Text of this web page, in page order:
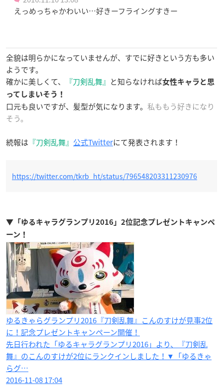
えっめっちゃかわいい…好きーフライングすきー
全貌は明らかになっていませんが、すでに好きという方も多い
ようです。
確かに美しくて、
『刀剣乱舞』 と知らなければ女性キャラと思
ってしまいそう！
口元も良いですが、髪型が気になります。 私ももう好きになり
そう。
続報は 『刀剣乱舞』 公式Twitterにて発表されます！
https://twitter.com/tkrb_ht/status/796548203311230976
▼「ゆるキャラグランプリ2016」2位記念プレゼントキャンペ
ーン！
ゆるきゃらグランプリ2016『刀剣乱舞』こんのすけが見事2位
に！記念プレゼントキャンペーン開催！
先日行われた「ゆるキャラグランプリ2016」より、『刀剣乱
舞』のこんのすけが2位にランクインしました！▼「ゆるきゃ
らグ…
2016-11-08 17:04